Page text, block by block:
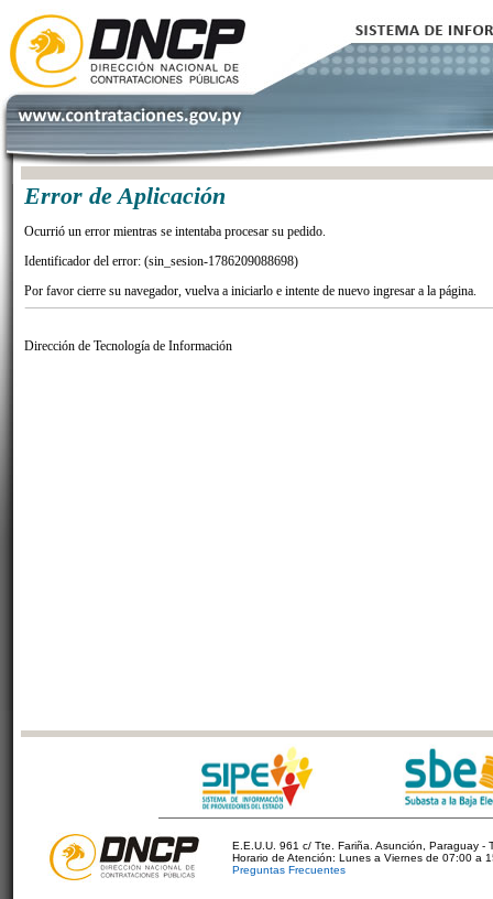
Error de Aplicación
Ocurrió un error mientras se intentaba procesar su pedido.
Identificador del error: (sin_sesion-1786209088698)
Por favor cierre su navegador, vuelva a iniciarlo e intente de nuevo ingresar a la página.
Dirección de Tecnología de Información
E.E.U.U. 961 c/ Tte. Fariña. Asunción, Paraguay -
Horario de Atención: Lunes a Viernes de 07:00 a
Preguntas Frecuentes